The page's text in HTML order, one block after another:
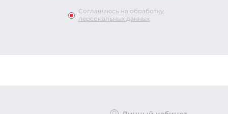
Соглашаюсь на обработку
персональных данных